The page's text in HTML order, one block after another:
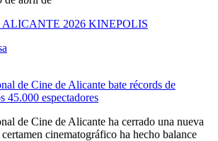
de Cine de Alicante bate récords de
45.000 espectadores
de Cine de Alicante ha cerrado una nueva
cinematográfico ha hecho balance